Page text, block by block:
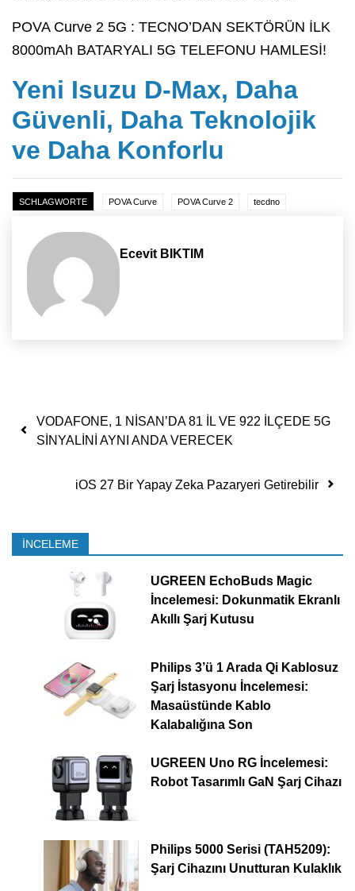
POVA Curve 2 5G : TECNO’DAN SEKTÖRÜN İLK
8000mAh BATARYALI 5G TELEFONU HAMLESİ!
Yeni Isuzu D-Max, Daha
Güvenli, Daha Teknolojik
ve Daha Konforlu
SCHLAGWORTE POVA Curve POVA Curve 2 tecdno
Ecevit BIKTIM
Yazı dolaşımı
VODAFONE, 1 NİSAN’DA 81 İL VE 922 İLÇEDE 5G
SİNYALİNİ AYNI ANDA VERECEK
iOS 27 Bir Yapay Zeka Pazaryeri Getirebilir
İNCELEME
UGREEN EchoBuds Magic
İncelemesi: Dokunmatik Ekranlı
Akıllı Şarj Kutusu
Philips 3’ü 1 Arada Qi Kablosuz
Şarj İstasyonu İncelemesi:
Masaüstünde Kablo
Kalabalığına Son
UGREEN Uno RG İncelemesi:
Robot Tasarımlı GaN Şarj Cihazı
Philips 5000 Serisi (TAH5209):
Şarj Cihazını Unutturan Kulaklık